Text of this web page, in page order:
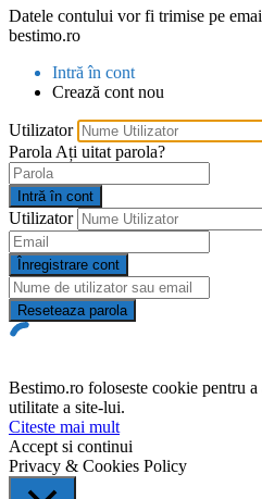
Datele contului vor fi trimise pe
bestimo.ro
Intră în cont
Crează cont nou
Utilizator
Parola Ați uitat parola?
Intră în cont
Utilizator
Înregistrare cont
Reseteaza parola
Bestimo.ro foloseste cookie pentru
utilitate a site-lui.
Citeste mai mult
Accept si continui
Privacy & Cookies Policy